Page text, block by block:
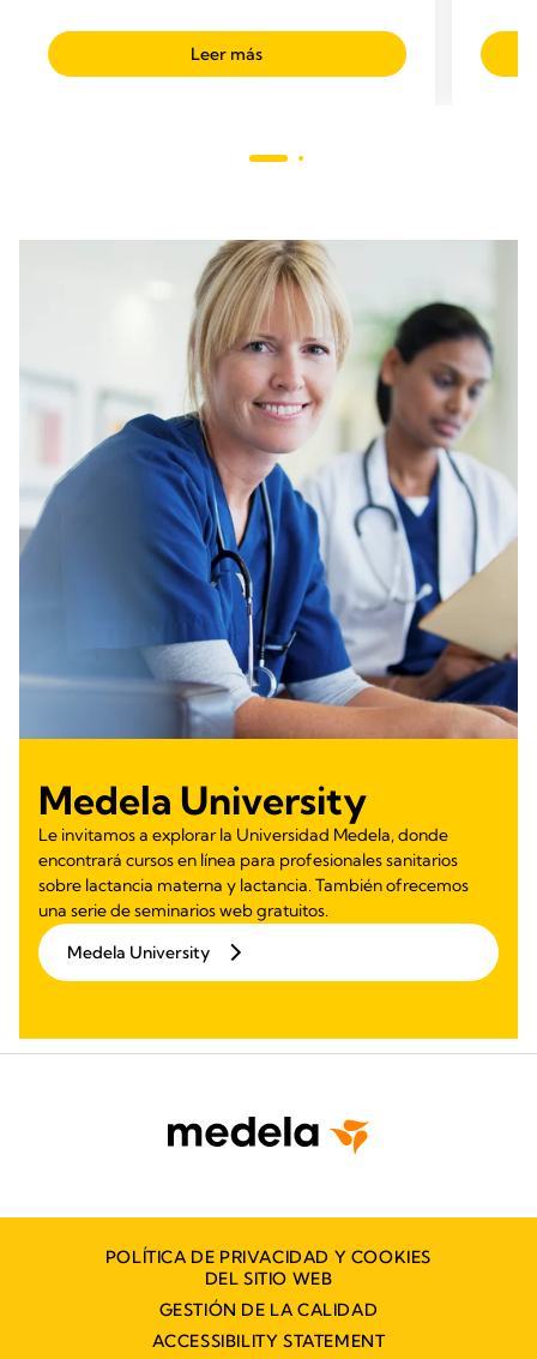
Leer más
Medela University
Le invitamos a explorar la Universidad Medela, donde
encontrará cursos en línea para profesionales sanitarios
sobre lactancia materna y lactancia. También ofrecemos
una serie de seminarios web gratuitos.
Medela University
POLÍTICA DE PRIVACIDAD Y COOKIES
DEL SITIO WEB
GESTIÓN DE LA CALIDAD
ACCESSIBILITY STATEMENT